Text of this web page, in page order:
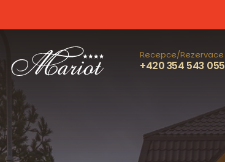
Recepce/Rezervace
+420 354 543 055